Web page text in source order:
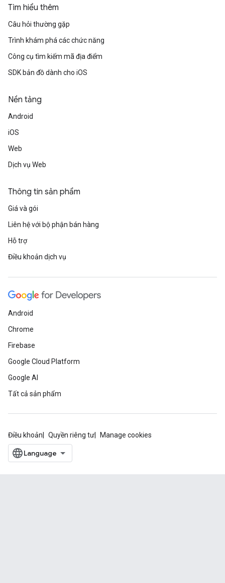
Tìm hiểu thêm
Câu hỏi thường gặp
Trình khám phá các chức năng
Công cụ tìm kiếm mã địa điểm
SDK bản đồ dành cho iOS
Nền tảng
Android
iOS
Web
Dịch vụ Web
Thông tin sản phẩm
Giá và gói
Liên hệ với bộ phận bán hàng
Hỗ trợ
Điều khoản dịch vụ
Android
Chrome
Firebase
Google Cloud Platform
Google AI
Tất cả sản phẩm
Điều khoản Quyền riêng tư Manage cookies